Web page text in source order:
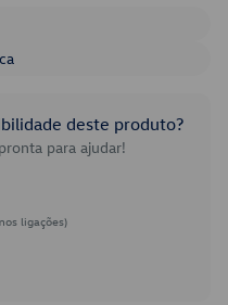
deste produto?
para ajudar!
ligações)